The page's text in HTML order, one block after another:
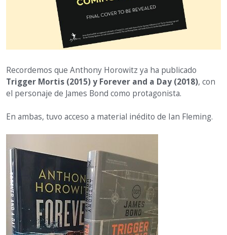
Recordemos que Anthony Horowitz ya ha publicado
Trigger Mortis (2015) y Forever and a Day (2018), con
el personaje de James Bond como protagonista.
En ambas, tuvo acceso a material inédito de Ian Fleming.